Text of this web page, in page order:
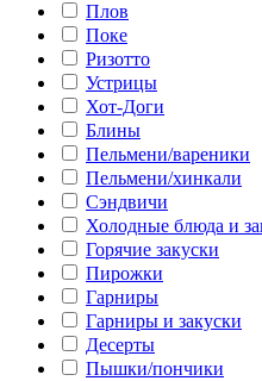
Плов
Поке
Ризотто
Устрицы
Хот-Доги
Блины
Пельмени/вареники
Пельмени/хинкали
Сэндвичи
Холодные блюда и
Горячие закуски
Пирожки
Гарниры
Гарниры и закуски
Десерты
Пышки/пончики